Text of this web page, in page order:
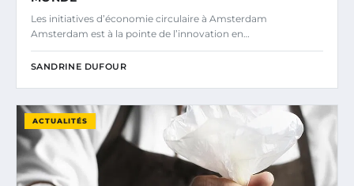
Les initiatives d’économie circulaire à Amsterdam
Amsterdam est à la pointe de l’innovation en…
SANDRINE DUFOUR
ACTUALITÉS